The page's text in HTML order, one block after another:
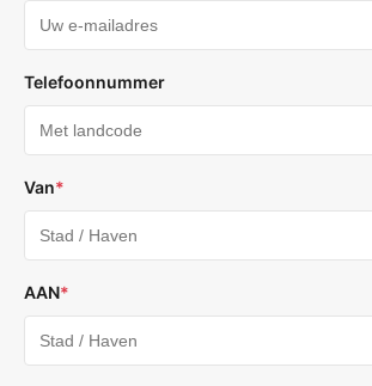
Telefoonnummer
Van*
AAN*